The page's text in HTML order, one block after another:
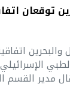
توقعان
والبحرين
الطبي
مدير